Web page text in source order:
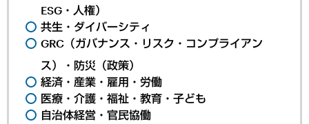
ESG・人権）
共生・ダイバーシティ
GRC（ガバナンス・リスク・コンプライアン
ス）・防災（政策）
経済・産業・雇用・労働
医療・介護・福祉・教育・子ども
自治体経営・官民協働